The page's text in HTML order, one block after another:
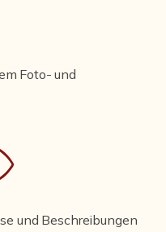
Foto- und
und Beschreibungen